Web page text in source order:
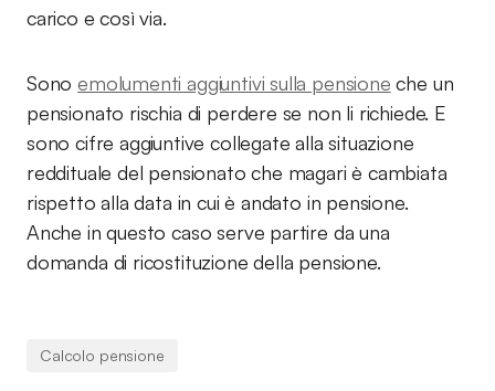
carico e così via.
Sonoemolumenti aggiuntivi sulla pensione che un
pensionato rischia di perdere se non li richiede. E
sono cifre aggiuntive collegate alla situazione
reddituale del pensionato che magari è cambiata
rispetto alla data in cui è andato in pensione.
Anche in questo caso serve partire da una
domanda di ricostituzione della pensione.
Calcolo pensione